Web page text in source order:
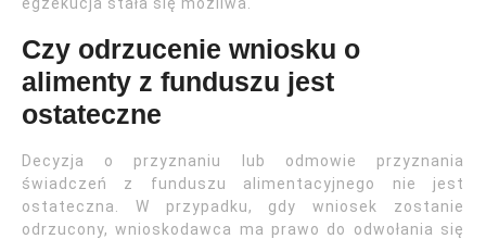
Czy odrzucenie wniosku o
alimenty z funduszu jest
ostateczne
Decyzja o przyznaniu lub odmowie przyznania
świadczeń z funduszu alimentacyjnego nie jest
ostateczna. W przypadku, gdy wniosek zostanie
odrzucony, wnioskodawca ma prawo do odwołania się